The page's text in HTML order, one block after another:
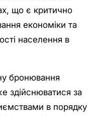
що є критично
економіки та
населення в
бронювання
здійснюватися за
в порядку